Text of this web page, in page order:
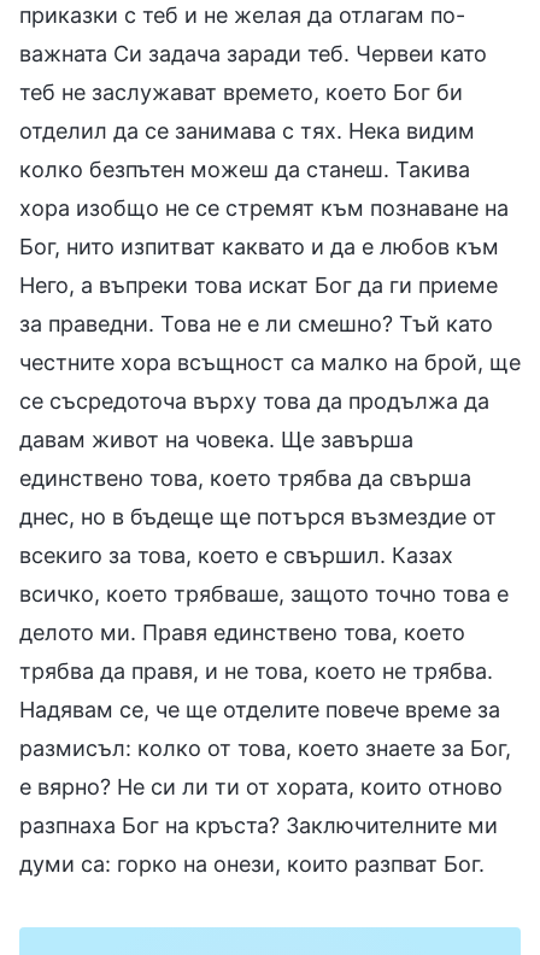
приказки с теб и не желая да отлагам по-
важната Си задача заради теб. Червеи като
теб не заслужават времето, което Бог би
отделил да се занимава с тях. Нека видим
колко безпътен можеш да станеш. Такива
хора изобщо не се стремят към познаване на
Бог, нито изпитват каквато и да е любов към
Него, а въпреки това искат Бог да ги приеме
за праведни. Това не е ли смешно? Тъй като
честните хора всъщност са малко на брой, ще
се съсредоточа върху това да продължа да
давам живот на човека. Ще завърша
единствено това, което трябва да свърша
днес, но в бъдеще ще потърся възмездие от
всекиго за това, което е свършил. Казах
всичко, което трябваше, защото точно това е
делото ми. Правя единствено това, което
трябва да правя, и не това, което не трябва.
Надявам се, че ще отделите повече време за
размисъл: колко от това, което знаете за Бог,
е вярно? Не си ли ти от хората, които отново
разпнаха Бог на кръста? Заключителните ми
думи са: горко на онези, които разпват Бог.